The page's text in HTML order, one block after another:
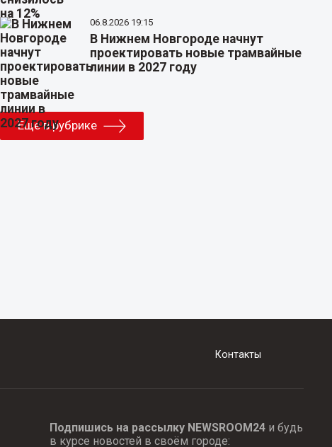
06.8.2026 19:15
В Нижнем Новгороде начнут
проектировать новые трамвайные
линии в 2027 году
Еще в рубрике
Контакты
Подпишись на рассылку NEWSROOM24и будь
в курсе новостей в своём городе: